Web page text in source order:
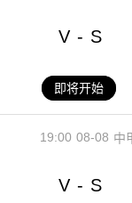
V - S
即将开始
08-08
19:00 中
V - S